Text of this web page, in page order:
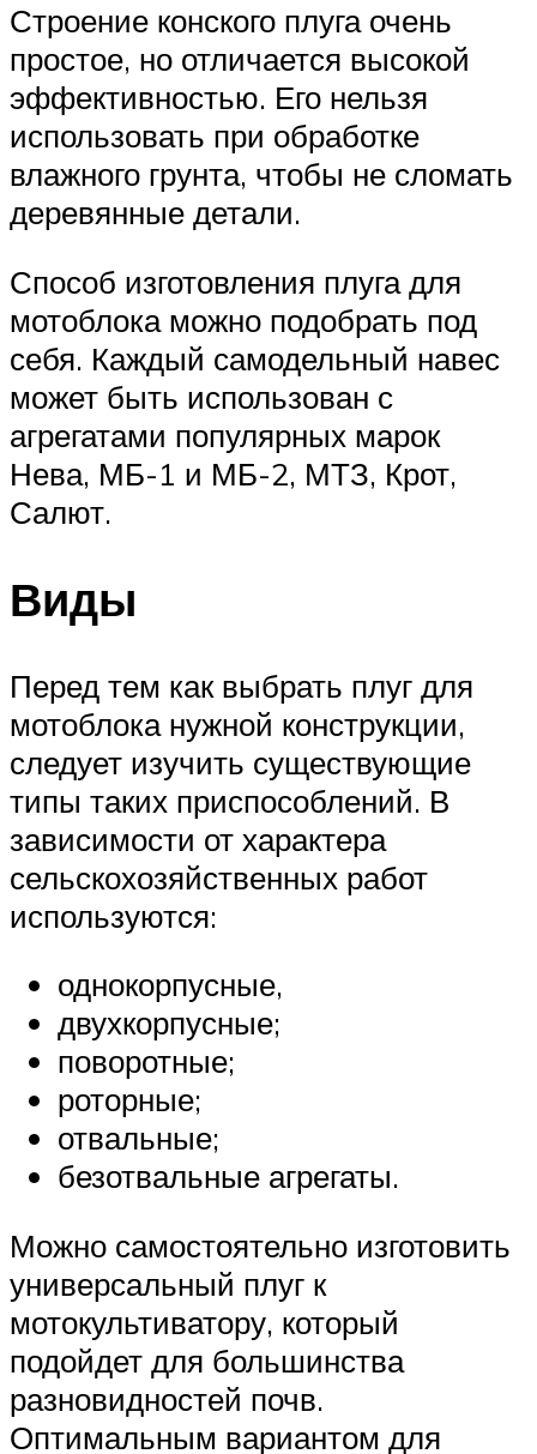
Строение конского плуга очень
простое, но отличается высокой
эффективностью. Его нельзя
использовать при обработке
влажного грунта, чтобы не сломать
деревянные детали.
Способ изготовления плуга для
мотоблока можно подобрать под
себя. Каждый самодельный навес
может быть использован с
агрегатами популярных марок
Нева, МБ-1 и МБ-2, МТЗ, Крот,
Салют.
Виды
Перед тем как выбрать плуг для
мотоблока нужной конструкции,
следует изучить существующие
типы таких приспособлений. В
зависимости от характера
сельскохозяйственных работ
используются:
однокорпусные,
двухкорпусные;
поворотные;
роторные;
отвальные;
безотвальные агрегаты.
Можно самостоятельно изготовить
универсальный плуг к
мотокультиватору, который
подойдет для большинства
разновидностей почв.
Оптимальным вариантом для